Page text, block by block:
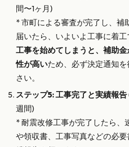
間〜1ヶ月)
* 市町による審査が完了し、補
届いたら、いよいよ工事に着工
工事を始めてしまうと、補助
性が高いため、必ず決定通知
さい。
ステップ5: 工事完了と実績報告
週間)
* 耐震改修工事が完了したら、
や領収書、工事写真などの必